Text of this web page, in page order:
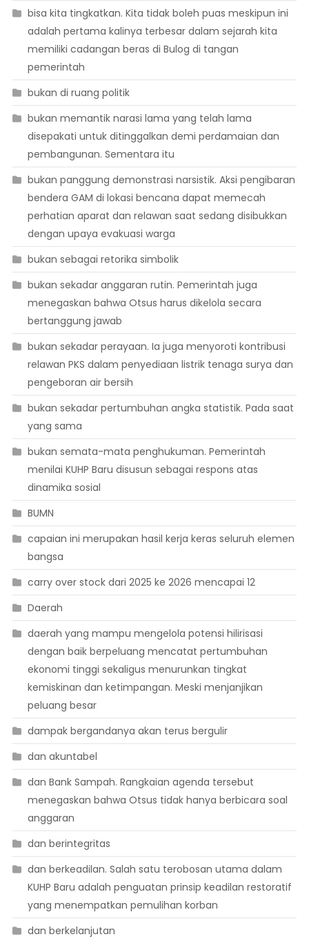
bisa kita tingkatkan. Kita tidak boleh puas meskipun ini
adalah pertama kalinya terbesar dalam sejarah kita
memiliki cadangan beras di Bulog di tangan
pemerintah
bukan di ruang politik
bukan memantik narasi lama yang telah lama
disepakati untuk ditinggalkan demi perdamaian dan
pembangunan. Sementara itu
bukan panggung demonstrasi narsistik. Aksi pengibaran
bendera GAM di lokasi bencana dapat memecah
perhatian aparat dan relawan saat sedang disibukkan
dengan upaya evakuasi warga
bukan sebagai retorika simbolik
bukan sekadar anggaran rutin. Pemerintah juga
menegaskan bahwa Otsus harus dikelola secara
bertanggung jawab
bukan sekadar perayaan. Ia juga menyoroti kontribusi
relawan PKS dalam penyediaan listrik tenaga surya dan
pengeboran air bersih
bukan sekadar pertumbuhan angka statistik. Pada saat
yang sama
bukan semata-mata penghukuman. Pemerintah
menilai KUHP Baru disusun sebagai respons atas
dinamika sosial
BUMN
capaian ini merupakan hasil kerja keras seluruh elemen
bangsa
carry over stock dari 2025 ke 2026 mencapai 12
Daerah
daerah yang mampu mengelola potensi hilirisasi
dengan baik berpeluang mencatat pertumbuhan
ekonomi tinggi sekaligus menurunkan tingkat
kemiskinan dan ketimpangan. Meski menjanjikan
peluang besar
dampak bergandanya akan terus bergulir
dan akuntabel
dan Bank Sampah. Rangkaian agenda tersebut
menegaskan bahwa Otsus tidak hanya berbicara soal
anggaran
dan berintegritas
dan berkeadilan. Salah satu terobosan utama dalam
KUHP Baru adalah penguatan prinsip keadilan restoratif
yang menempatkan pemulihan korban
dan berkelanjutan